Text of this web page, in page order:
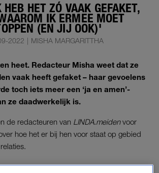
HET ZÓ VAAK GEFAKET,
IK ERMEE MOET
(EN JIJ OOK)'
2022 | MISHA MARGARITTHA
heet. Redacteur Misha weet dat ze
vaak heeft gefaket – haar gevoelens
toch iets meer een ‘ja en amen’-
ze daadwerkelijk is.
de redacteuren van LINDA.meidenvoor
hoe het er bij hen voor staat op gebied